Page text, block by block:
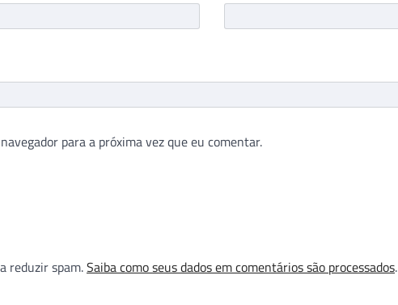
para a próxima vez que eu comentar.
reduzir spam.Saiba como seus dados em comentários são processados.